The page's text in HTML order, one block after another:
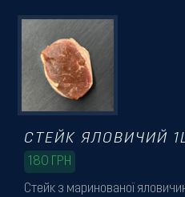
Стейк з маринованої
СТЕЙК ЯЛОВИЧИЙ
180 ГРН